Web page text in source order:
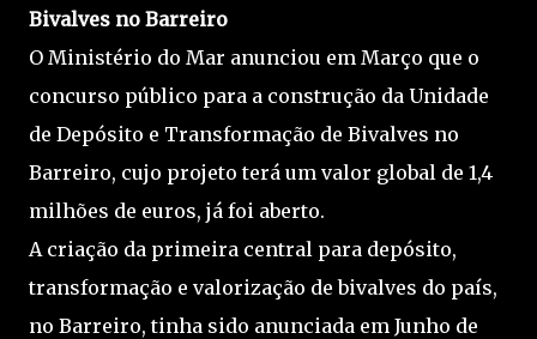
Bivalves no Barreiro
O Ministério do Mar anunciou em Março que o
concurso público para a construção da Unidade
de Depósito e Transformação de Bivalves no
Barreiro, cujo projeto terá um valor global de 1,4
milhões de euros, já foi aberto.
A criação da primeira central para depósito,
transformação e valorização de bivalves do país,
no Barreiro, tinha sido anunciada em Junho de